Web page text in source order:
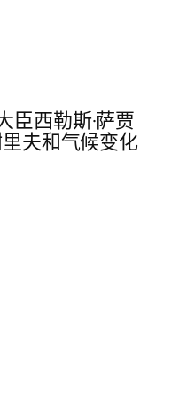
臣西勒斯·萨贾
夫和气候变化